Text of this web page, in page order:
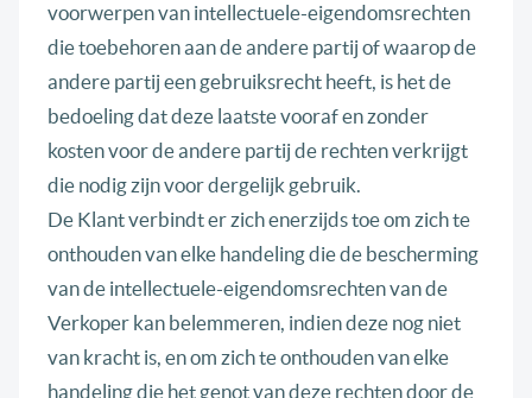
voorwerpen van intellectuele-eigendomsrechten
die toebehoren aan de andere partij of waarop de
andere partij een gebruiksrecht heeft, is het de
bedoeling dat deze laatste vooraf en zonder
kosten voor de andere partij de rechten verkrijgt
die nodig zijn voor dergelijk gebruik.
De Klant verbindt er zich enerzijds toe om zich te
onthouden van elke handeling die de bescherming
van de intellectuele-eigendomsrechten van de
Verkoper kan belemmeren, indien deze nog niet
van kracht is, en om zich te onthouden van elke
handeling die het genot van deze rechten door de